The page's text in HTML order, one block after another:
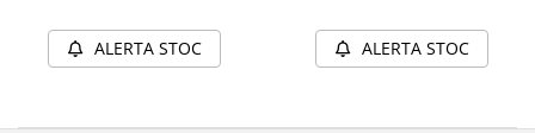
ALERTA STOC ALERTA STOC